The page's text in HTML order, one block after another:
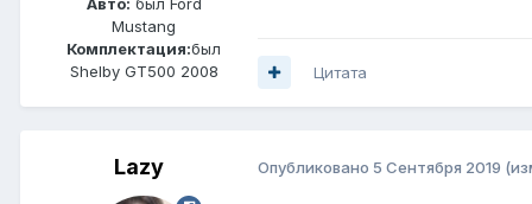
Mustang
Комплектация:был
Shelby GT500 2008
Цитата
Lazy Опубликовано 5 Сентября 2019